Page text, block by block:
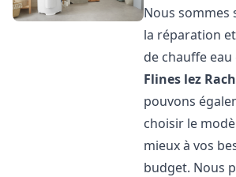
Nous sommes
la réparation
de chauffe
Flines lez
pouvons
choisir le
mieux à vos
budget. Nous